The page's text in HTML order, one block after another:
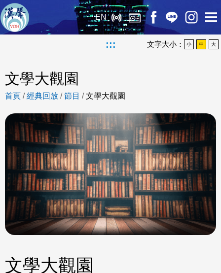
EN
::: 文字大小： 小 中 大
文學大觀園
首頁 /經典回放 /節目 /文學大觀園
文學大觀園